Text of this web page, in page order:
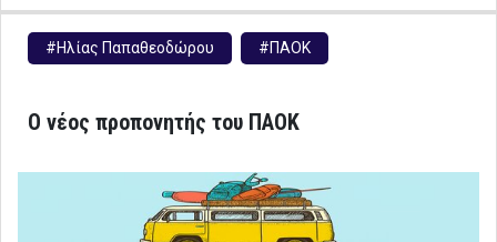
#Ηλίας Παπαθεοδώρου #ΠΑΟΚ
Ο νέος προπονητής του ΠΑΟΚ